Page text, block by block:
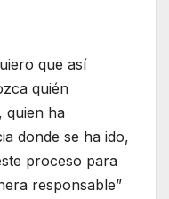
que así
quién
quien ha
donde se ha ido,
proceso para
responsable”